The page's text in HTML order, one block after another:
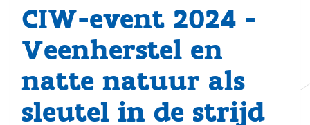
CIW-event 2024 -
Veenherstel en
natte natuur als
sleutel in de strijd